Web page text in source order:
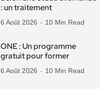
: un traitement
6 Août 2026 10 Min Read
ONE : Un programme
gratuit pour former
6 Août 2026 10 Min Read